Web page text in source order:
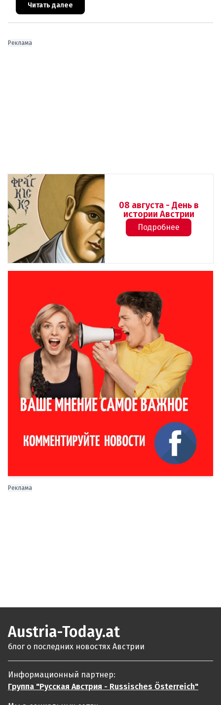
европейского происхождения. «Часы замен
Читать далее
Реклама
08 августа - День в
истории Австрии
Подробнее
Реклама
Austria-Today.at
блог о последних новостях Австрии
Информационный партнер:
Группа "Русская Австрия - Russisches Österreich"